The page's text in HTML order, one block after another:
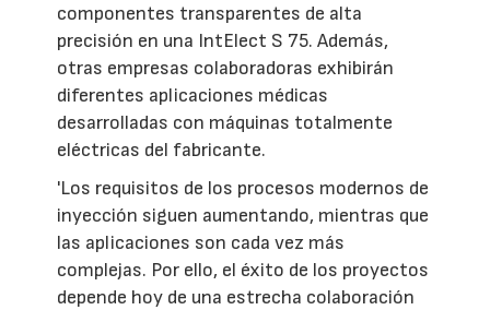
componentes transparentes de alta
precisión en una IntElect S 75. Además,
otras empresas colaboradoras exhibirán
diferentes aplicaciones médicas
desarrolladas con máquinas totalmente
eléctricas del fabricante.
'Los requisitos de los procesos modernos de
inyección siguen aumentando, mientras que
las aplicaciones son cada vez más
complejas. Por ello, el éxito de los proyectos
depende hoy de una estrecha colaboración